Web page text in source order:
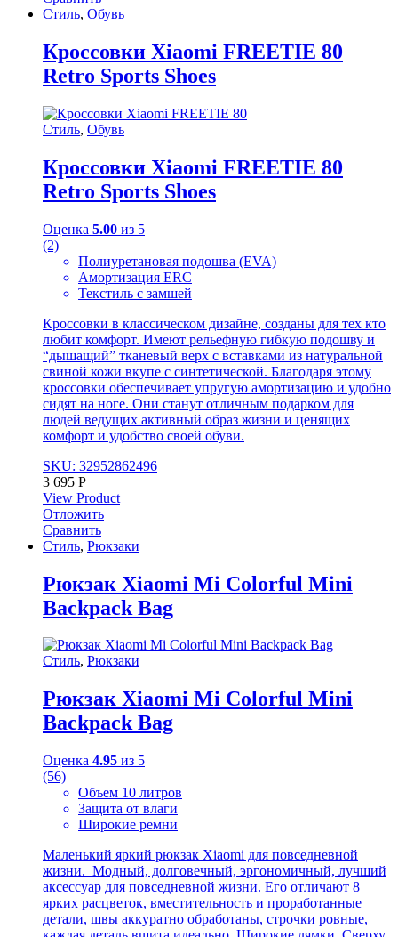
Стиль, Обувь
Кроссовки Xiaomi FREETIE 80
Retro Sports Shoes
Стиль, Обувь
Кроссовки Xiaomi FREETIE 80
Retro Sports Shoes
Оценка 5.00 из 5
(2)
Полиуретановая подошва (EVA)
Амортизация ERC
Текстиль с замшей
Кроссовки в классическом дизайне, созданы для тех кто
любит комфорт. Имеют рельефную гибкую подошву и
“дышащий” тканевый верх с вставками из натуральной
свиной кожи вкупе с синтетической. Благодаря этому
кроссовки обеспечивает упругую амортизацию и удобно
сидят на ноге. Они станут отличным подарком для
людей ведущих активный образ жизни и ценящих
комфорт и удобство своей обуви.
SKU: 32952862496
3 695 Р
View Product
Отложить
Сравнить
Стиль, Рюкзаки
Рюкзак Xiaomi Mi Colorful Mini
Backpack Bag
Стиль, Рюкзаки
Рюкзак Xiaomi Mi Colorful Mini
Backpack Bag
Оценка 4.95 из 5
(56)
Объем 10 литров
Защита от влаги
Широкие ремни
Маленький яркий рюкзак Xiaomi для повседневной
жизни. Модный, долговечный, эргономичный, лучший
аксессуар для повседневной жизни. Его отличают 8
ярких расцветок, вместительность и проработанные
детали, швы аккуратно обработаны, строчки ровные,